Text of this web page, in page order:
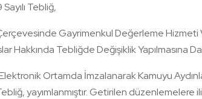
Tebliğ,
Gayrimenkul Değerleme
Hakkında Tebliğde Değişiklik Yapılmasına
Ortamda İmzalanarak Kamuyu
yayımlanmıştır. Getirilen düzenlemelere